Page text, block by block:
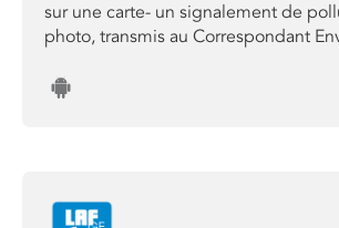
sur une carte- un signalement de
photo, transmis au Correspondant